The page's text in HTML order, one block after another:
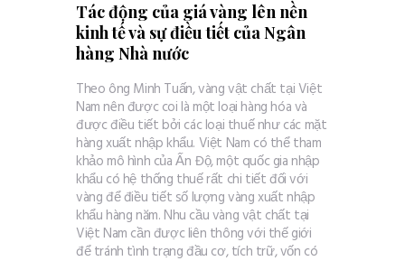
Tác động của giá vàng lên nền
kinh tế và sự điều tiết của Ngân
hàng Nhà nước
Theo ông Minh Tuấn, vàng vật chất tại Việt
Nam nên được coi là một loại hàng hóa và
được điều tiết bởi các loại thuế như các mặt
hàng xuất nhập khẩu. Việt Nam có thể tham
khảo mô hình của Ấn Độ, một quốc gia nhập
khẩu có hệ thống thuế rất chi tiết đối với
vàng để điều tiết số lượng vàng xuất nhập
khẩu hàng năm. Nhu cầu vàng vật chất tại
Việt Nam cần được liên thông với thế giới
để tránh tình trạng đầu cơ, tích trữ, vốn có